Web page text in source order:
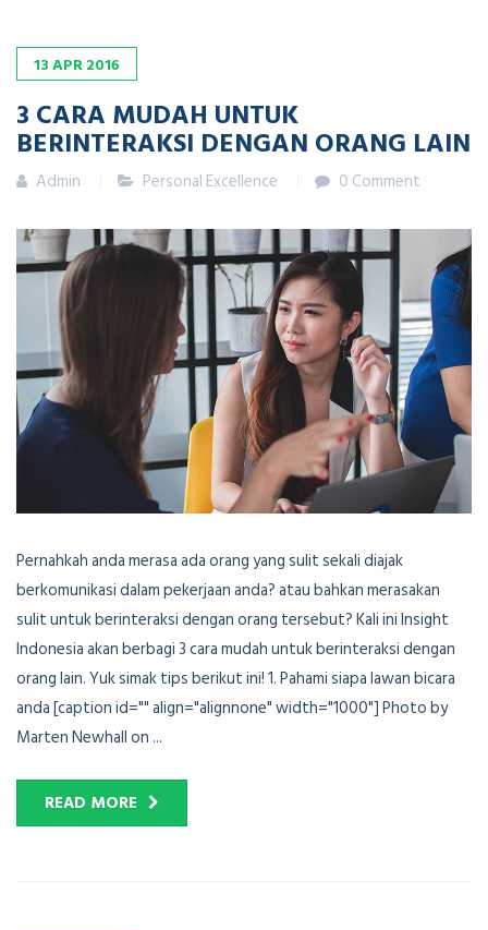
13APR2016
3 CARA MUDAH UNTUK
BERINTERAKSI DENGAN ORANG LAIN
Admin Personal Excellence 0 Comment
Pernahkah anda merasa ada orang yang sulit sekali diajak
berkomunikasi dalam pekerjaan anda? atau bahkan merasakan
sulit untuk berinteraksi dengan orang tersebut? Kali ini Insight
Indonesia akan berbagi 3 cara mudah untuk berinteraksi dengan
orang lain. Yuk simak tips berikut ini! 1. Pahami siapa lawan bicara
anda [caption id="" align="alignnone" width="1000"] Photo by
Marten Newhall on ...
READ MORE